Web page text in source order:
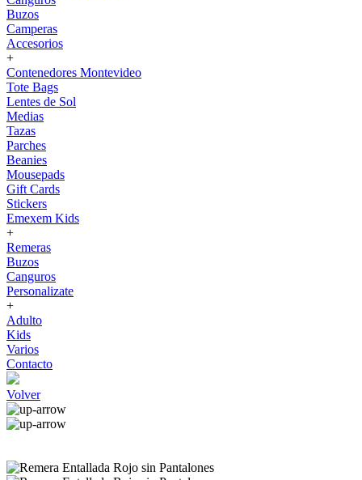
Buzos
Camperas
Accesorios
+
Contenedores Montevideo
Tote Bags
Lentes de Sol
Medias
Tazas
Parches
Beanies
Mousepads
Gift Cards
Stickers
Emexem Kids
+
Remeras
Buzos
Canguros
Personalizate
+
Adulto
Kids
Varios
Contacto
Volver